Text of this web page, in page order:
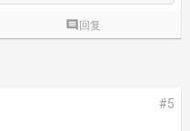
 回复
#5